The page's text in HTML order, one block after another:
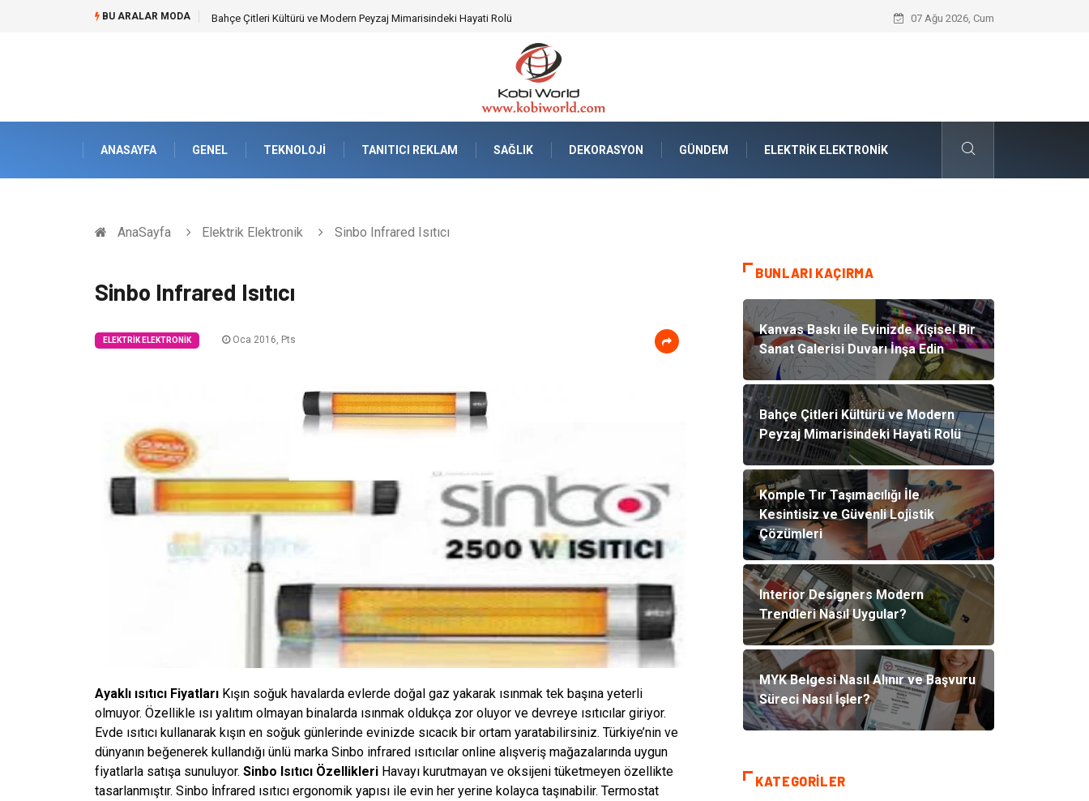
BU ARALAR MODA Bahçe Çitleri Kültürü ve Modern Peyzaj Mimarisindeki Hayati Rolü Komple Tır Taşımacılığı İle Kesintisiz
07 Ağu 2026, Cum
ANASAYFA GENEL TEKNOLOJI TANITICI REKLAM SAĞLIK DEKORASYON GÜNDEM ELEKTRIK ELEKTRONIK
AnaSayfa Elektrik Elektronik Sinbo Infrared Isıtıcı
Sinbo Infrared Isıtıcı
ELEKTRIK ELEKTRONIK Oca 2016, Pts
Ayaklı ısıtıcı Fiyatları Kışın soğuk havalarda evlerde doğal gaz yakarak ısınmak tek başına yeterli
olmuyor. Özellikle ısı yalıtım olmayan binalarda ısınmak oldukça zor oluyor ve devreye ısıtıcılar giriyor.
Evde ısıtıcı kullanarak kışın en soğuk günlerinde evinizde sıcacık bir ortam yaratabilirsiniz. Türkiye’nin ve
dünyanın beğenerek kullandığı ünlü marka Sinbo infrared ısıtıcılar online alışveriş mağazalarında uygun
fiyatlarla satışa sunuluyor. Sinbo Isıtıcı Özellikleri Havayı kurutmayan ve oksijeni tüketmeyen özellikte
tasarlanmıştır. Sinbo İnfrared ısıtıcı ergonomik yapısı ile evin her yerine kolayca taşınabilir. Termostat
BUNLARI KAÇIRMA
Kanvas Baskı ile Evinizde Kişisel Bir
Sanat Galerisi Duvarı İnşa Edin
Bahçe Çitleri Kültürü ve Modern
Peyzaj Mimarisindeki Hayati Rolü
Komple Tır Taşımacılığı İle
Kesintisiz ve Güvenli Lojistik
Çözümleri
Interior Designers Modern
Trendleri Nasıl Uygular?
MYK Belgesi Nasıl Alınır ve Başvuru
Süreci Nasıl İşler?
KATEGORILER